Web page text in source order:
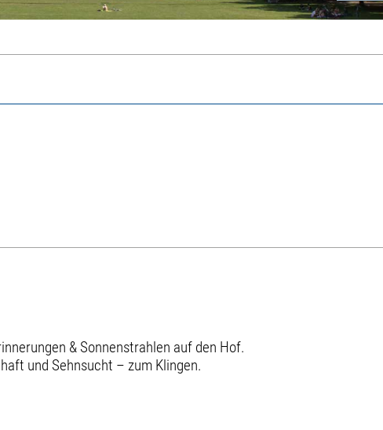
& Sonnenstrahlen auf den Hof.
und Sehnsucht – zum Klingen.